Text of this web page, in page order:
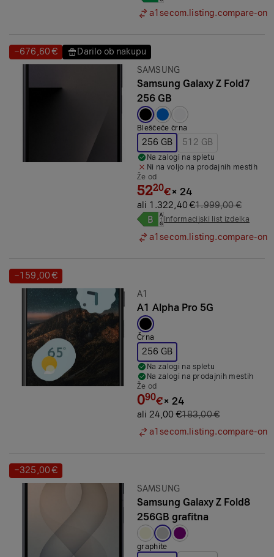
a1secom.listing.compare-on
Prihranek:
−676,60 € Prihranek:
Darilo ob nakupu
Znamka:
SAMSUNG
Samsung Galaxy Z Fold7
256 GB
Izbrana barva:
Bleščeče črna
256 GB 512 GB
Na zalogi na spletu
Ni na voljo na prodajnih mestih
Že od
5220€× 24
ali 1.322,40 €1.999,00 €
Informacijski list izdelka
a1secom.listing.compare-on
Prihranek:
−159,00 €
Znamka:
A1
A1 Alpha Pro 5G
Izbrana barva:
Črna
256 GB
Na zalogi na spletu
Na zalogi na prodajnih mestih
Že od
090€× 24
ali 24,00 €183,00 €
a1secom.listing.compare-on
Prihranek:
−325,00 €
Znamka:
SAMSUNG
Samsung Galaxy Z Fold8
256GB grafitna
Izbrana barva:
graphite